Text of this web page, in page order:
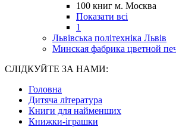
100 книг м. Москва
Показати всі
1
Львівська політехніка Львів
Минская фабрика цветной
СЛІДКУЙТЕ ЗА НАМИ:
Головна
Дитяча література
Книги для найменших
Книжки-іграшки